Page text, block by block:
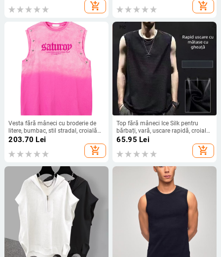
adolescenți, primăvara 2025
add_shopping_cart add_shopping_cart
Vesta fără mâneci cu broderie de
litere, bumbac, stil stradal, croială
lejeră, Vara 2025
203.70 Lei
add_shopping_cart
Top fără mâneci Ice Silk pentru
bărbați, vară, uscare rapidă, croială
lejeră, pentru baschet și fitness
65.95 Lei
add_shopping_cart